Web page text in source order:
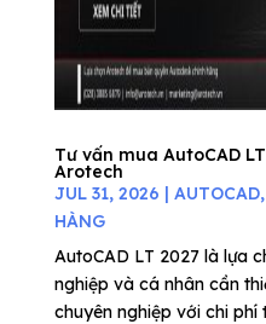
Tư vấn mua AutoCAD
Arotech
JUL 31, 2026 | AUTOCAD,
HÀNG
AutoCAD LT 2027 là lựa
nghiệp và cá nhân cần
chuyên nghiệp với chi phí